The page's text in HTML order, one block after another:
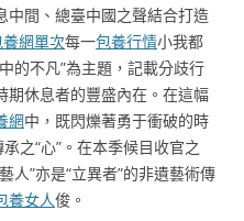
中間、總臺中國之聲結合打造
網單次每一包養行情小我都
的不凡”為主題，記載分歧行
期休息者的豐盛內在。在這幅
網中，既閃爍著勇于衝破的時
之“心”。在本季候目收官之
人”亦是“立異者”的非遺藝術傳
養女人俊。